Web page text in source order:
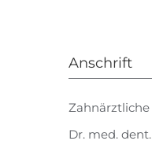
Anschrift
Dr. med.